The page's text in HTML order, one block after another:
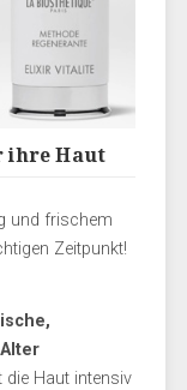
ihre Haut
und frischem
Zeitpunkt!
die Haut intensiv